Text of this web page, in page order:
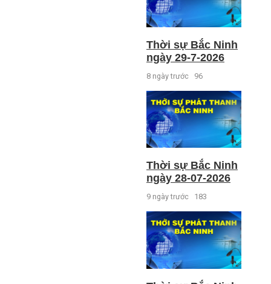
Thời sự Bắc Ninh
ngày 29-7-2026
8 ngày trước 96
Thời sự Bắc Ninh
ngày 28-07-2026
9 ngày trước 183